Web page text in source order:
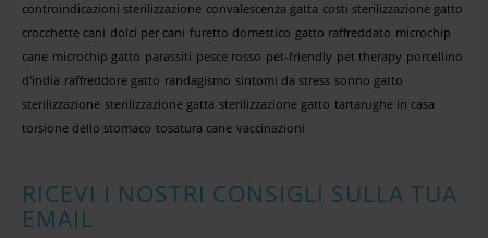
controindicazioni sterilizzazione convalescenza gatta costi sterilizzazione gatto
crocchette cani dolci per cani furetto domestico gatto raffreddato microchip
cane microchip gatto parassiti pesce rosso pet-friendly pet therapy porcellino
d'india raffreddore gatto randagismo sintomi da stress sonno gatto
sterilizzazione sterilizzazione gatta sterilizzazione gatto tartarughe in casa
torsione dello stomaco tosatura cane vaccinazioni
RICEVI I NOSTRI CONSIGLI SULLA TUA
EMAIL